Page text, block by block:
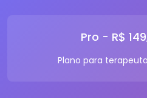
Pro - R$
Plano para